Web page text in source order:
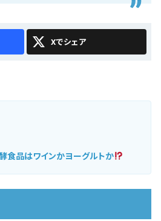
X
食品はワインかヨーグルトか